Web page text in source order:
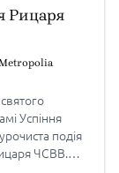
Рицаря
Успіння
подія
ЧСВВ.